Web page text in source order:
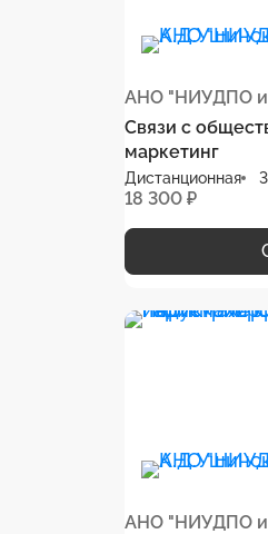
Связи с
маркетинг
Дистанционная
18 300 ₽